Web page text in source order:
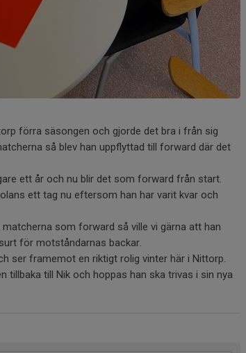
förra säsongen och gjorde det bra i från sig
så blev han uppflyttad till forward där det
ett år och nu blir det som forward från start.
ett tag nu eftersom han har varit kvar och
som forward så ville vi gärna att han
för motståndarnas backar.
ser framemot en riktigt rolig vinter här i Nittorp.
tillbaka till Nik och hoppas han ska trivas i sin nya